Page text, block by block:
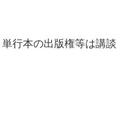
行本の出版権等は講談